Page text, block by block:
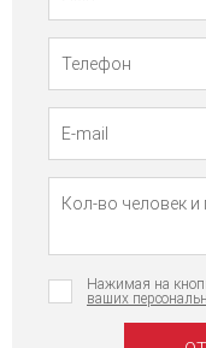
Нажимая на
ваших